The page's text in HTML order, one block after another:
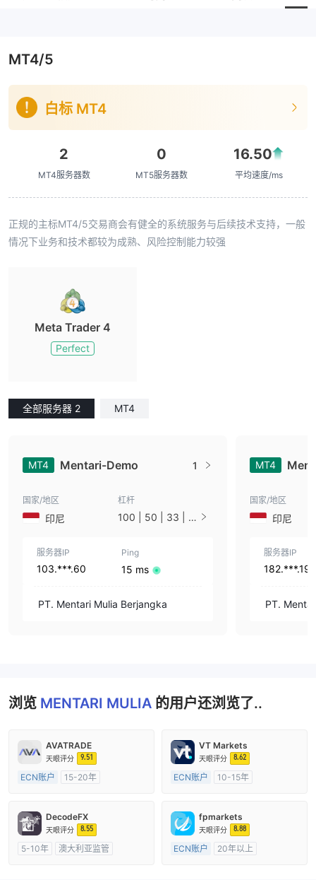
MT4/5
白标 MT4
2
MT4服务器数
0
MT5服务器数
16.50
平均速度/ms
正规的主标MT4/5交易商会有健全的系统服务与后续技术支持，一般
情况下业务和技术都较为成熟、风险控制能力较强
Meta Trader 4
Perfect
全部服务器 2 MT4
MT4 Mentari-Demo 1
国家/地区
印尼
杠杆
100 | 50 | 33 | 2
服务器IP
103.***.60
Ping
15 ms
PT. Mentari Mulia Berjangka
MT4
国家/地区
印尼
服务器IP
182.***.196
PT.
浏览 MENTARI MULIA 的用户还浏览了..
AVATRADE
天眼评分 9.51
ECN账户
15-20年
主标MT4
VT Markets
天眼评分 8.62
ECN账户
10-15年
主标MT4
DecodeFX
天眼评分 8.55
5-10年
澳大利亚监管
fpmarkets
天眼评分 8.88
ECN账户
20年以上